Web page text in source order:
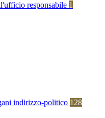
responsabile 1
indirizzo-politico 128